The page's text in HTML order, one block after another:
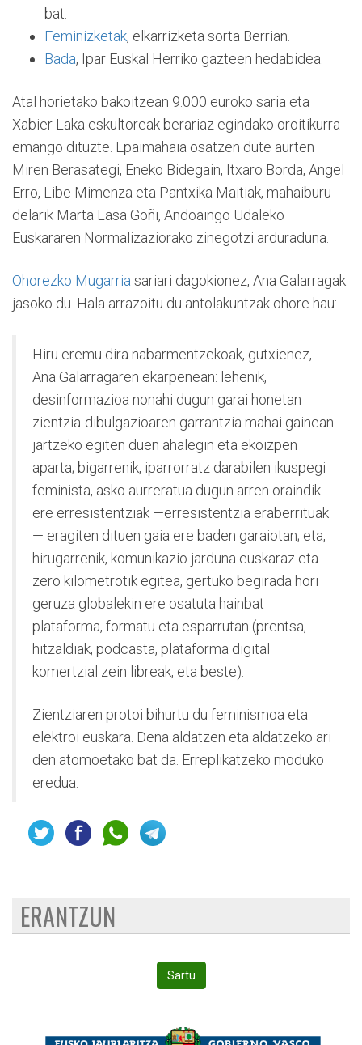
bat.
Feminizketak, elkarrizketa sorta Berrian.
Bada, Ipar Euskal Herriko gazteen hedabidea.
Atal horietako bakoitzean 9.000 euroko saria eta
Xabier Laka eskultoreak berariaz egindako oroitikurra
emango dituzte. Epaimahaia osatzen dute aurten
Miren Berasategi, Eneko Bidegain, Itxaro Borda, Angel
Erro, Libe Mimenza eta Pantxika Maitiak, mahaiburu
delarik Marta Lasa Goñi, Andoaingo Udaleko
Euskararen Normalizaziorako zinegotzi arduraduna.
Ohorezko Mugarria sariari dagokionez, Ana Galarragak
jasoko du. Hala arrazoitu du antolakuntzak ohore hau:
Hiru eremu dira nabarmentzekoak, gutxienez,
Ana Galarragaren ekarpenean: lehenik,
desinformazioa nonahi dugun garai honetan
zientzia-dibulgazioaren garrantzia mahai gainean
jartzeko egiten duen ahalegin eta ekoizpen
aparta; bigarrenik, iparrorratz darabilen ikuspegi
feminista, asko aurreratua dugun arren oraindik
ere erresistentziak —erresistentzia eraberrituak
— eragiten dituen gaia ere baden garaiotan; eta,
hirugarrenik, komunikazio jarduna euskaraz eta
zero kilometrotik egitea, gertuko begirada hori
geruza globalekin ere osatuta hainbat
plataforma, formatu eta esparrutan (prentsa,
hitzaldiak, podcasta, plataforma digital
komertzial zein libreak, eta beste).
Zientziaren protoi bihurtu du feminismoa eta
elektroi euskara. Dena aldatzen eta aldatzeko ari
den atomoetako bat da. Erreplikatzeko moduko
eredua.
ERANTZUN
Sartu